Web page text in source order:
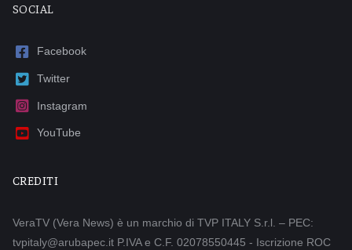
SOCIAL
Facebook
Twitter
Instagram
YouTube
CREDITI
VeraTV (Vera News) è un marchio di TVP ITALY S.r.l. – PEC:
tvpitaly@arubapec.it P.IVA e C.F. 02078550445 - Iscrizione ROC